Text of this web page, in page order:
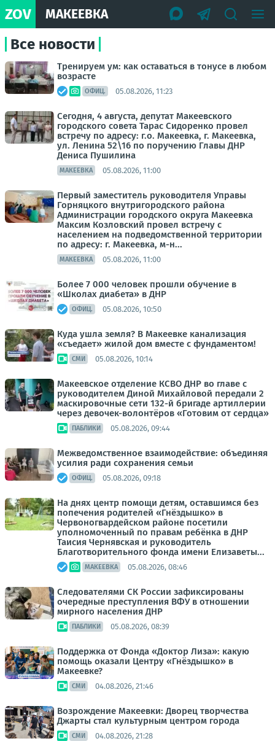
ZOV МАКЕЕВКА
Все новости
Тренируем ум: как оставаться в тонусе в любом
возрасте
ОФИЦ. 05.08.2026, 11:23
Сегодня, 4 августа, депутат Макеевского
городского совета Тарас Сидоренко провел
встречу по адресу: г.о. Макеевка, г. Макеевка,
ул. Ленина 52\16 по поручению Главы ДНР
Дениса Пушилина
МАКЕЕВКА 05.08.2026, 11:00
Первый заместитель руководителя Управы
Горняцкого внутригородского района
Администрации городского округа Макеевка
Максим Козловский провел встречу с
населением на подведомственной территории
по адресу: г. Макеевка, м-н...
МАКЕЕВКА 05.08.2026, 11:00
Более 7 000 человек прошли обучение в
«Школах диабета» в ДНР
ОФИЦ. 05.08.2026, 10:50
Куда ушла земля? В Макеевке канализация
«съедает» жилой дом вместе с фундаментом!
СМИ 05.08.2026, 10:14
Макеевское отделение КСВО ДНР во главе с
руководителем Диной Михайловой передали 2
маскировочные сети 132-й бригаде артиллерии
через девочек-волонтёров «Готовим от сердца»
ПАБЛИКИ 05.08.2026, 09:44
Межведомственное взаимодействие: объединяя
усилия ради сохранения семьи
ОФИЦ. 05.08.2026, 09:18
На днях центр помощи детям, оставшимся без
попечения родителей «Гнёздышко» в
Червоногвардейском районе посетили
уполномоченный по правам ребёнка в ДНР
Таисия Чернявская и руководитель
Благотворительного фонда имени Елизаветы...
МАКЕЕВКА 05.08.2026, 08:46
Следователями СК России зафиксированы
очередные преступления ВФУ в отношении
мирного населения ДНР
ПАБЛИКИ 05.08.2026, 08:39
Поддержка от Фонда «Доктор Лиза»: какую
помощь оказали Центру «Гнёздышко» в
Макеевке?
СМИ 04.08.2026, 21:46
Возрождение Макеевки: Дворец творчества
Джарты стал культурным центром города
СМИ 04.08.2026, 21:28